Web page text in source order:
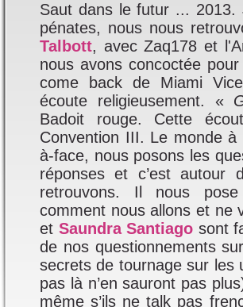
Saut dans le futur ...
pénates, nous nous
Talbott, avec Zaq178 et
nous avons concoctée
come back de Miami
écoute religieusement. «
Badoit rouge. Cette
Convention III. Le monde à
à-face, nous posons les
réponses et c’est autour
retrouvons. Il nous
comment nous allons et ne
et Saundra Santiago sont
de nos questionnements
secrets de tournage sur les
pas là n’en sauront pas
même s’ils ne talk pas